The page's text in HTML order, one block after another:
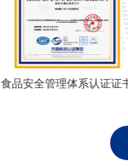
食品安全管理体系认证证